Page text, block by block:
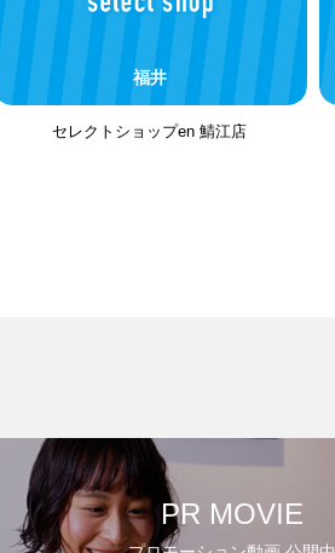
福井
セレクトショップen 鯖江店
PR MOVIE